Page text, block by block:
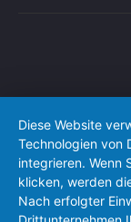
Diese Website
Technologien von
integrieren. Wenn
klicken, werden
Nach erfolgter